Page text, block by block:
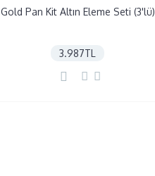
Gold Pan Kit Altın Eleme Seti (3'lü)
3.987TL